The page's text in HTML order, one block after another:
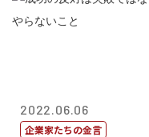
2022.06.06
企業家たちの金言